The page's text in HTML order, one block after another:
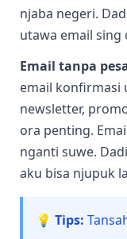
njaba negeri.
utawa email
Email tanpa
email konfirmasi
newsletter,
ora penting.
nganti suwe.
aku bisa njupuk
💡 Tips: